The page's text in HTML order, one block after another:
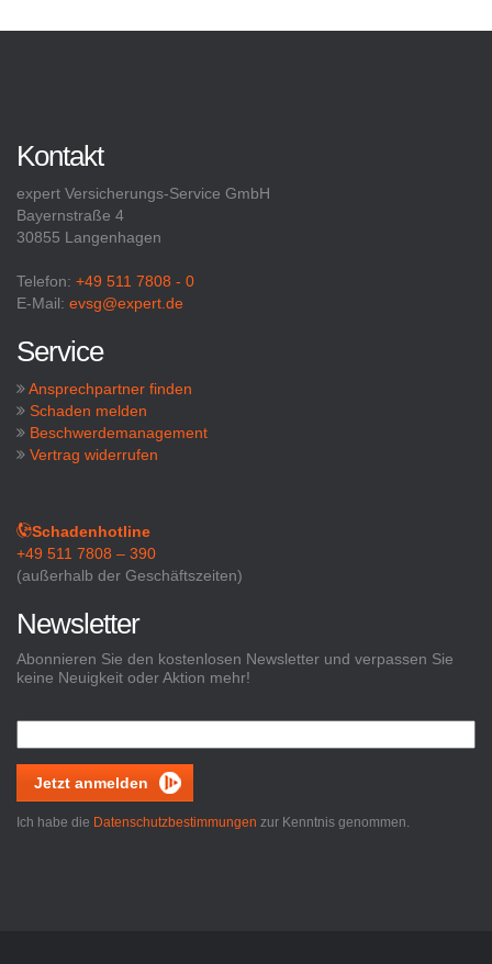
Kontakt
expert Versicherungs-Service GmbH
Bayernstraße 4
30855 Langenhagen
Telefon: +49 511 7808 - 0
E-Mail: evsg@expert.de
Service
Ansprechpartner finden
Schaden melden
Beschwerdemanagement
Vertrag widerrufen
Schadenhotline
+49 511 7808 – 390
(außerhalb der Geschäftszeiten)
Newsletter
Abonnieren Sie den kostenlosen Newsletter und verpassen Sie
keine Neuigkeit oder Aktion mehr!
Jetzt anmelden
Ich habe die Datenschutzbestimmungen zur Kenntnis genommen.